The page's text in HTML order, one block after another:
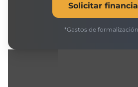
Solicitar
*Gastos de